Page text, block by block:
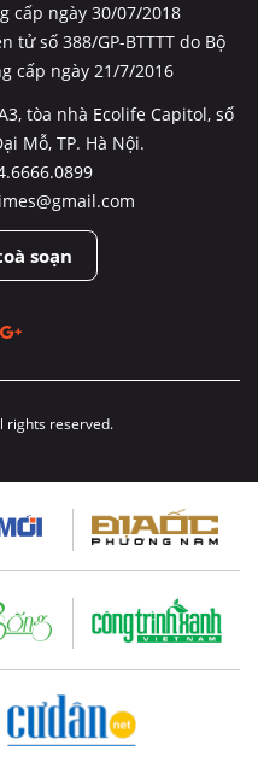
cấp ngày 30/07/2018
tử số 388/GP-BTTTT do Bộ
cấp ngày 21/7/2016
tòa nhà Ecolife Capitol, số
Mỗ, TP. Hà Nội.
soạn
rights reserved.